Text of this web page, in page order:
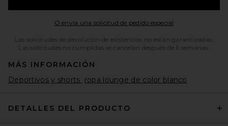
O envía una solicitud de pedido especial
Las solicitudes de devolución de existencias no están garantizadas.
Las solicitudes no cumplidas se cancelan después de 6 semanas.
MÁS INFORMACIÓN
Deportivos y shorts ropa lounge de color blanco
DETALLES DEL PRODUCTO